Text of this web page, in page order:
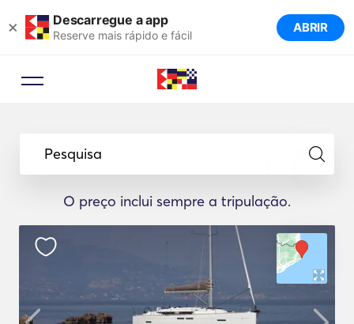
× Descarregue a app
Reserve mais rápido e fácil ABRIR
Pesquisa
O preço inclui sempre a tripulação.